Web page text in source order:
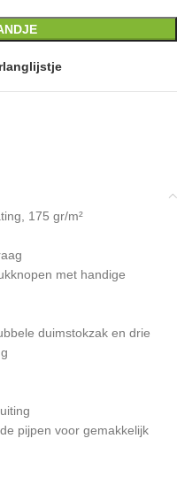
175 gr/m²
met handige
duimstokzak en drie
pijpen voor gemakkelijk